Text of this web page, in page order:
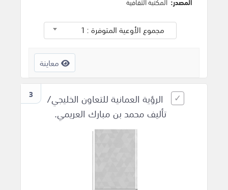
مجموع الأوعية المتوفرة : 1
معاينة
3
الرؤية العمانية للتعاون الخليجي/
تأليف محمد بن مبارك العريمي.